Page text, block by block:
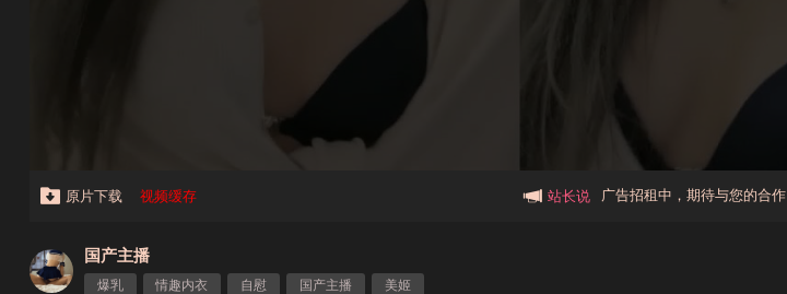
原片下载 视频缓存 站长说
本站大事件(19j网站发展历程)
新手报道,扫盲科普帖
广告招租中，期待与您的合作
国产主播
爆乳 情趣内衣 自慰 国产主播 美姬